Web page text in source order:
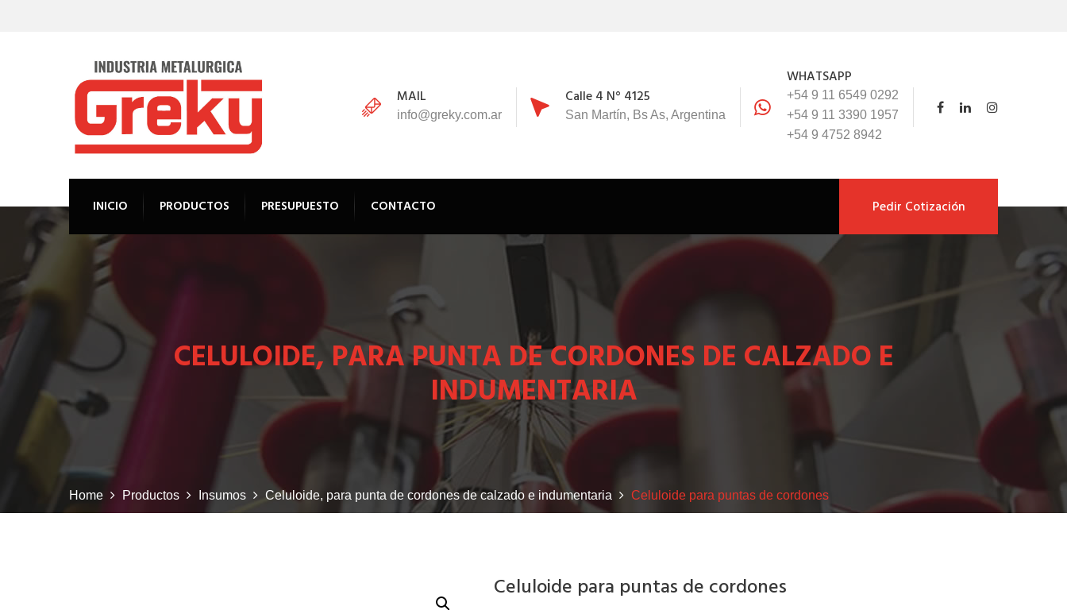
WHATSAPP
+54 9 11 6549 0292
+54 9 11 3390 1957
+54 9 4752 8942
Calle 4 N° 4125
San Martín, Bs As, Argentina
MAIL
info@greky.com.ar
INICIO PRODUCTOS PRESUPUESTO CONTACTO Pedir Cotización
CELULOIDE, PARA PUNTA DE CORDONES DE CALZADO E
INDUMENTARIA
Home Productos Insumos Celuloide, para punta de cordones de calzado e indumentaria Celuloide para puntas de cordones
Celuloide para puntas de cordones